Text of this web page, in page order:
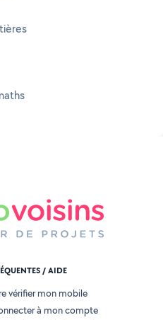
/ AIDE
vérifier mon mobile
à mon compte